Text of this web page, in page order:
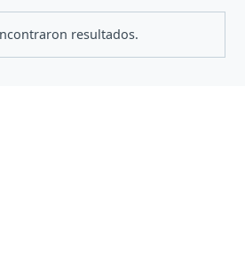
resultados.